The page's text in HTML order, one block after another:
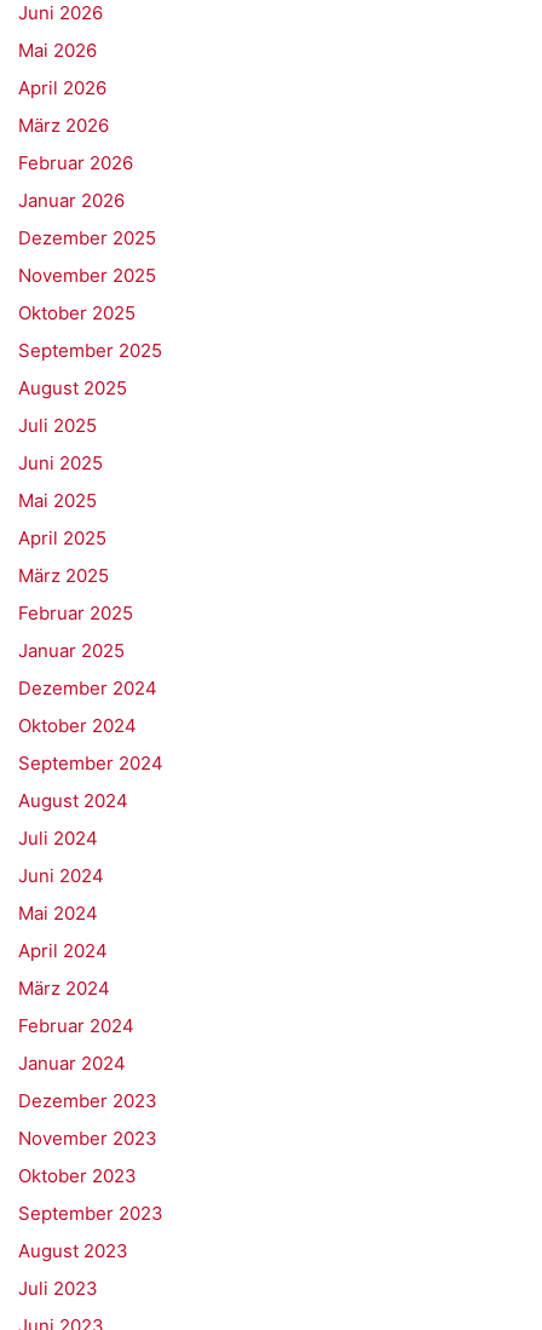
Juni 2026
Mai 2026
April 2026
März 2026
Februar 2026
Januar 2026
Dezember 2025
November 2025
Oktober 2025
September 2025
August 2025
Juli 2025
Juni 2025
Mai 2025
April 2025
März 2025
Februar 2025
Januar 2025
Dezember 2024
Oktober 2024
September 2024
August 2024
Juli 2024
Juni 2024
Mai 2024
April 2024
März 2024
Februar 2024
Januar 2024
Dezember 2023
November 2023
Oktober 2023
September 2023
August 2023
Juli 2023